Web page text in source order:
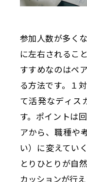
参加人数が多く
に左右されるこ
すすめなのはペ
る方法です。１
て活発なディス
す。ポイントは
アから、職種や
い）に変えてい
とりひとりが自
カッションが行え